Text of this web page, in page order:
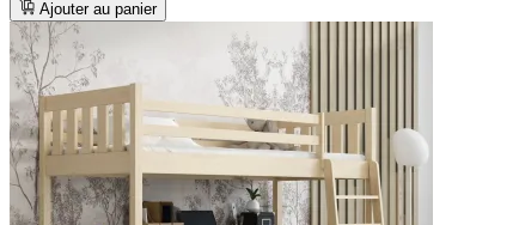
Ajouter au panier